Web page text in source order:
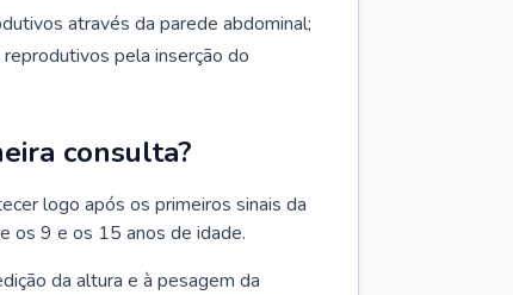
através da parede abdominal;
pela inserção do
consulta?
logo após os primeiros sinais da
os 9 e os 15 anos de idade.
da altura e à pesagem da